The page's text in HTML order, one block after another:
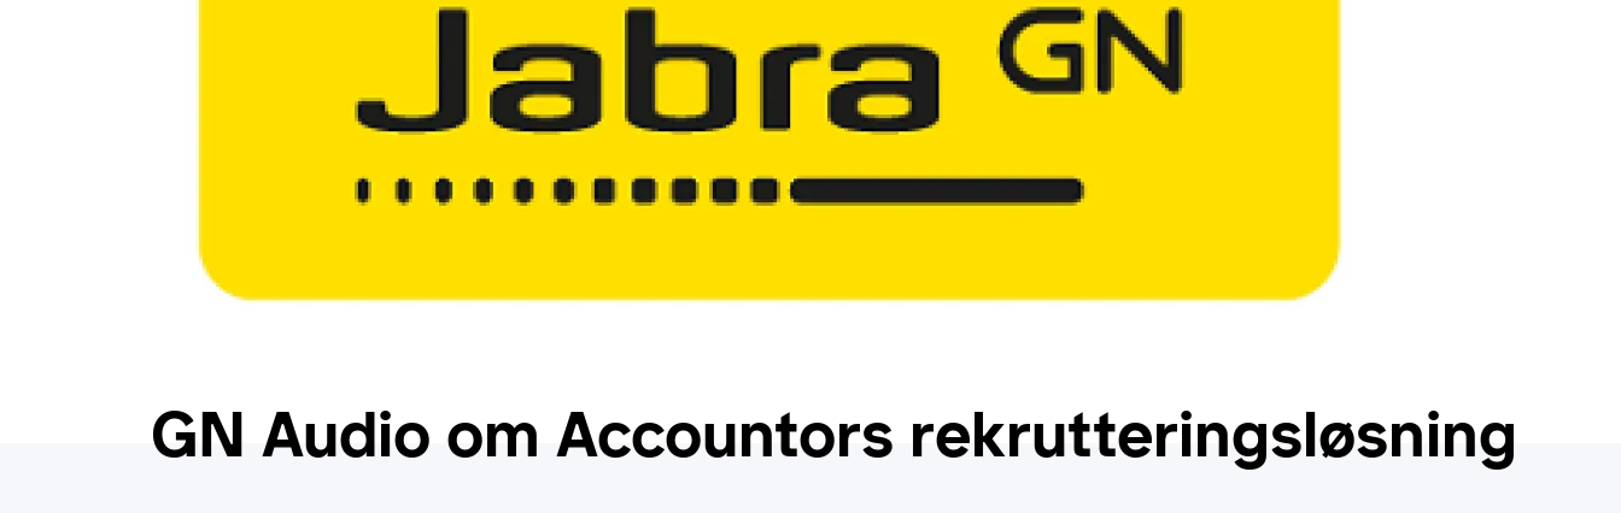
GN Audio om Accountors rekrutteringsløsning